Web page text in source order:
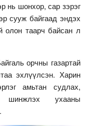
нь шонхор, сар зэрэг
сууж байгаад эндэх
олон таарч байсан л
орчны газартай
эхлүүлсэн. Харин
амьтан судлах,
шинжлэх ухааны